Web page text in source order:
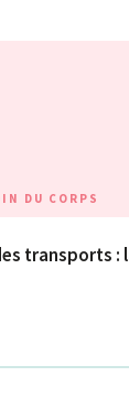
DU CORPS
transports :